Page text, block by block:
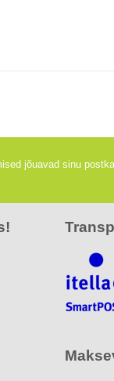
jõuavad sinu